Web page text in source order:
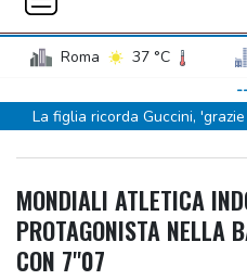
Roma 37 °C
Napoli
33 °C
La figlia ricorda Guccini,
Afghanistan, Nove Caring
Borsa: l'Europa prosegue
petrolio e gas
MONDIALI ATLETICA
PROTAGONISTA NELLA
CON 7''07